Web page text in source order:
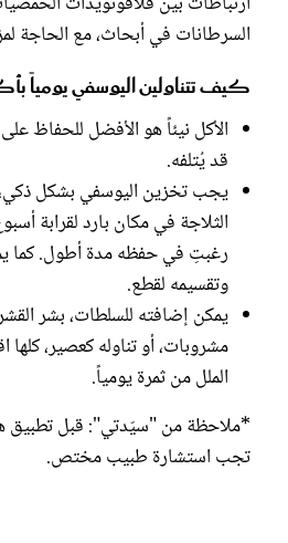
السرطانات في أبحاث، مع الحاجة
كيف تتناولين اليوسفي يومياً
الأكل نيئاً هو الأفضل للحفاظ
قد يُتلفه.
يجب تخزين اليوسفي بشكل
الثلاجة في مكان بارد لقرابة
رغبتِ في حفظه مدة أطول. كما
وتقسيمه لقطع.
يمكن إضافته للسلطات، بشر
مشروبات، أو تناوله كعصير، كلها
الملل من ثمرة يومياً.
*ملاحظة من "سيّدتي": قبل تطبيق
تجب استشارة طبيب مختص.